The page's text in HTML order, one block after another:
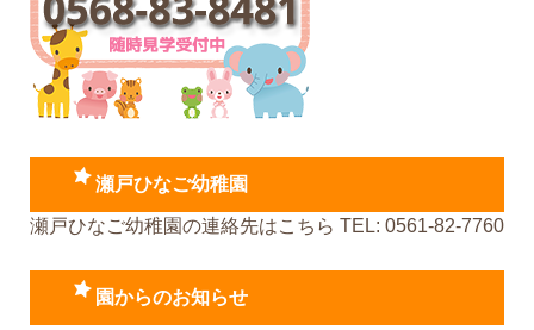
瀬戸ひなご幼稚園
瀬戸ひなご幼稚園の連絡先はこちら TEL: 0561-82-7760
園からのお知らせ